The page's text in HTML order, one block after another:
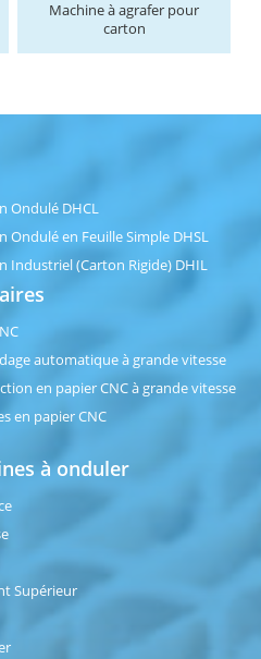
Machine à agrafer pour
carton
Ondulé DHCL
Ondulé en Feuille Simple DHSL
Industriel (Carton Rigide) DHIL
automatique à grande vitesse
en papier CNC à grande vitesse
en papier CNC
à onduler
Supérieur